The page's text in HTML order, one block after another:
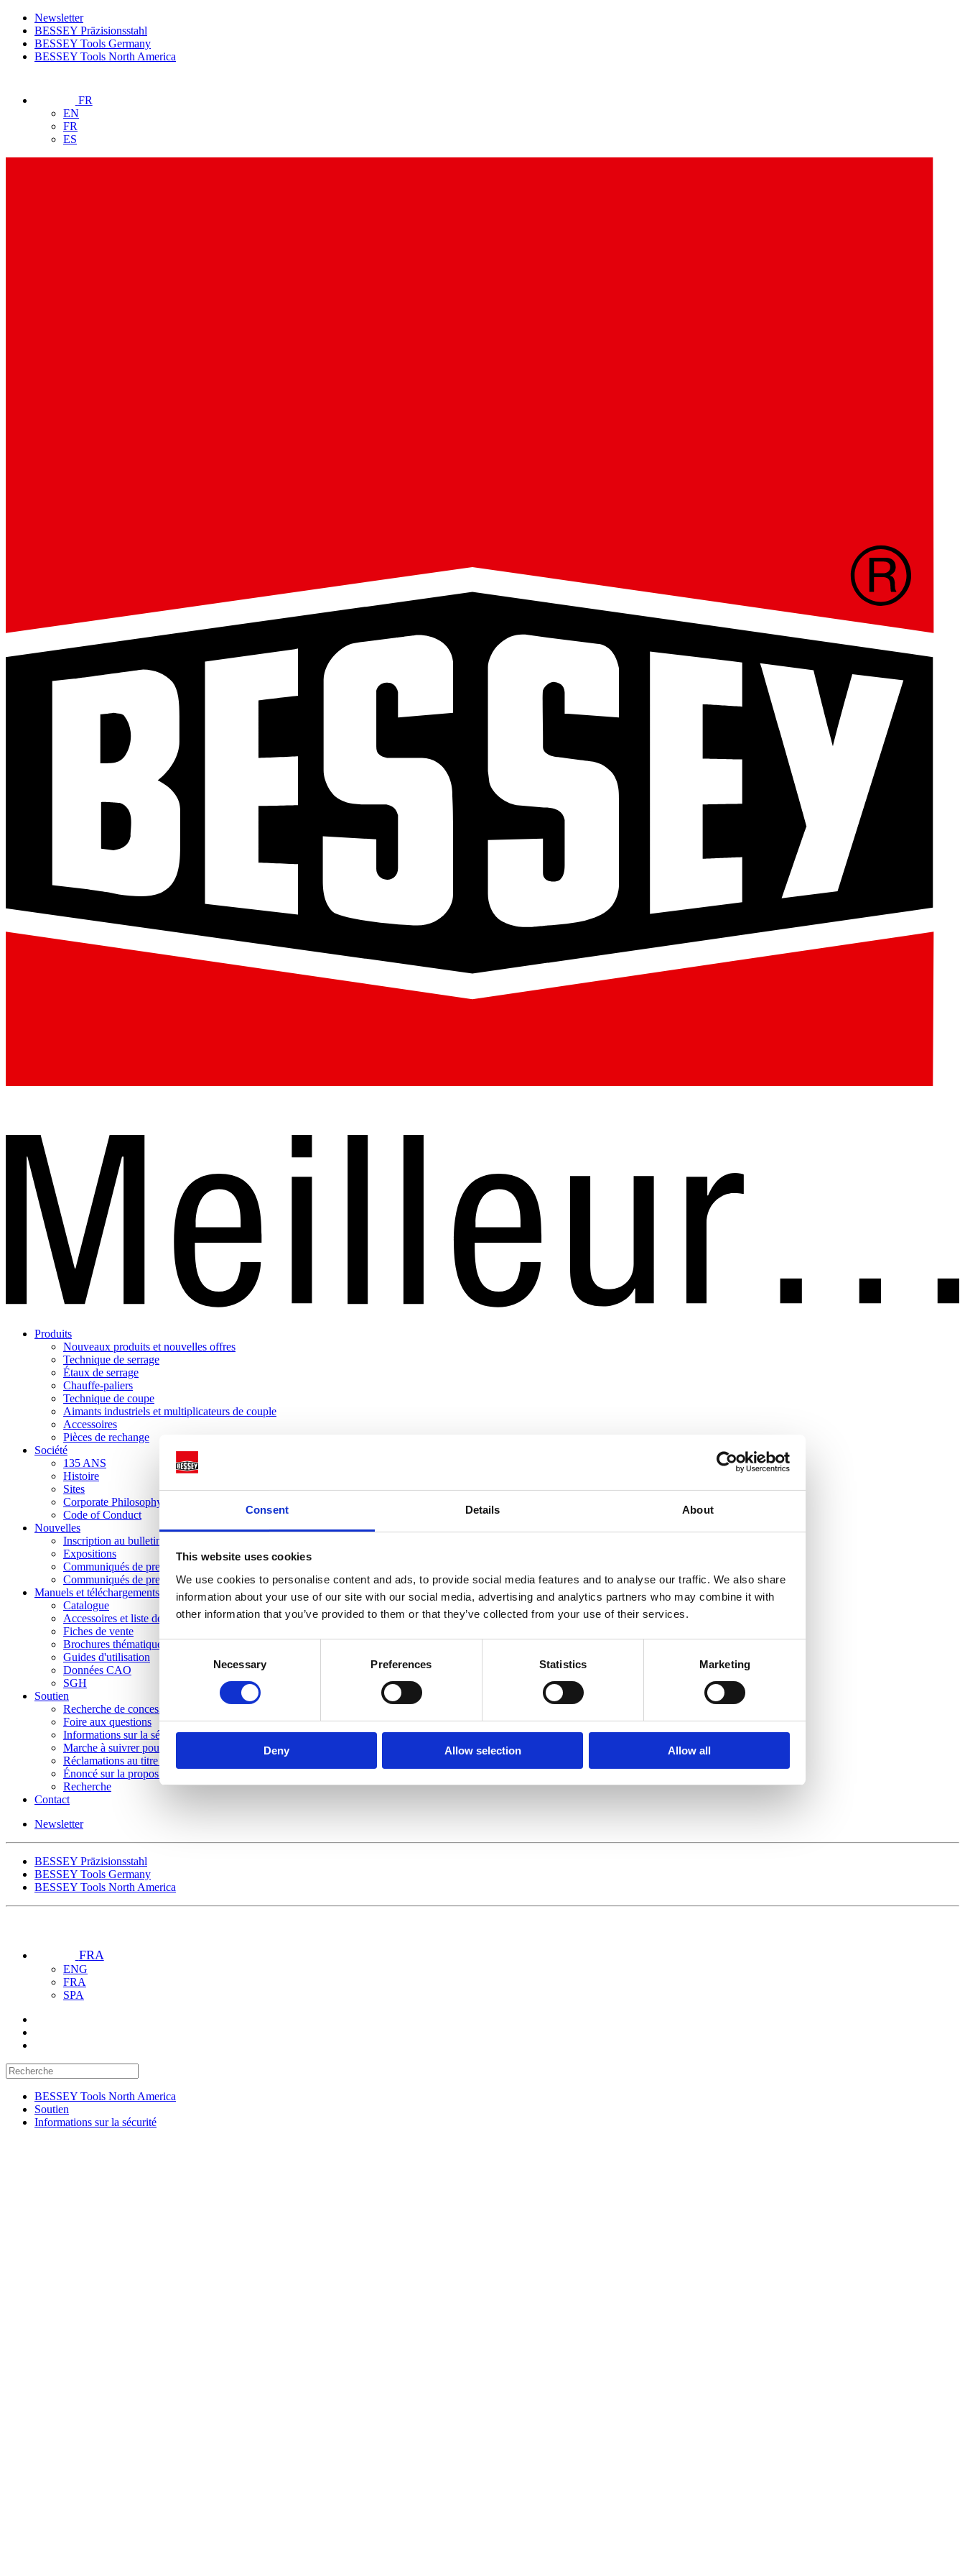
Consent Details About
This website uses cookies
We use cookies to personalise content and ads, to provide social media features and to analyse our traffic. We also share
information about your use of our site with our social media, advertising and analytics partners who may combine it with
other information that you’ve provided to them or that they’ve collected from your use of their services.
Consent
Necessary Preferences Statistics Marketing
Deny Allow selection Allow all
Newsletter
BESSEY Präzisionsstahl
BESSEY Tools Germany
BESSEY Tools North America
FR
EN
FR
ES
Produits
Nouveaux produits et nouvelles offres
Technique de serrage
Étaux de serrage
Chauffe-paliers
Technique de coupe
Aimants industriels et multiplicateurs de couple
Accessoires
Pièces de rechange
Société
135 ANS
Histoire
Sites
Corporate Philosophy
Code of Conduct
Nouvelles
Inscription au bulletin d'information
Expositions
Communiqués de presse actuels
Communiqués de presse archivés
Manuels et téléchargements
Catalogue
Accessoires et liste de pièces de rechange
Fiches de vente
Brochures thématiques
Guides d'utilisation
Données CAO
SGH
Soutien
Recherche de concessionnaire
Foire aux questions
Informations sur la sécurité
Marche à suivrer pour le retour des produits
Réclamations au titre de la garantie
Énoncé sur la proposition 65 de la Californie
Recherche
Contact
Newsletter
BESSEY Präzisionsstahl
BESSEY Tools Germany
BESSEY Tools North America
FRA
ENG
FRA
SPA
BESSEY Tools North America
Soutien
Informations sur la sécurité